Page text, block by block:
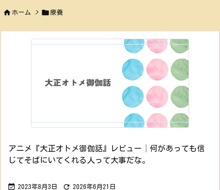
 ホーム > 療養
アニメ『大正オトメ御伽話』レビュー│何があっても信
じてそばにいてくれる人って大事だな。
 2023年8月3日  2026年6月21日